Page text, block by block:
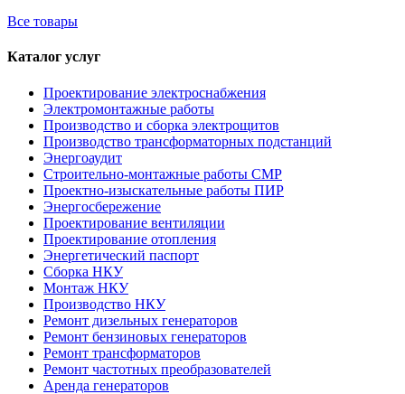
Все товары
Каталог услуг
Проектирование электроснабжения
Электромонтажные работы
Производство и сборка электрощитов
Производство трансформаторных подстанций
Энергоаудит
Строительно-монтажные работы СМР
Проектно-изыскательные работы ПИР
Энергосбережение
Проектирование вентиляции
Проектирование отопления
Энергетический паспорт
Сборка НКУ
Монтаж НКУ
Производство НКУ
Ремонт дизельных генераторов
Ремонт бензиновых генераторов
Ремонт трансформаторов
Ремонт частотных преобразователей
Аренда генераторов